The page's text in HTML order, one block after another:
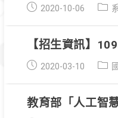
Post
2020-10-06 Post
【招生資訊】
Post
2020-03-10 Post
教育部「人工智